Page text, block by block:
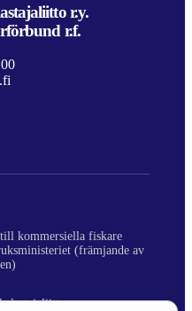
r.y.
r.f.
kommersiella fiskare
(främjande av
ry.